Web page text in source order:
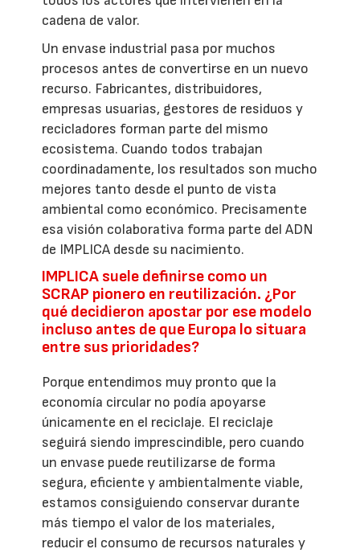
cadena de valor.
Un envase industrial pasa por muchos
procesos antes de convertirse en un nuevo
recurso. Fabricantes, distribuidores,
empresas usuarias, gestores de residuos y
recicladores forman parte del mismo
ecosistema. Cuando todos trabajan
coordinadamente, los resultados son mucho
mejores tanto desde el punto de vista
ambiental como económico. Precisamente
esa visión colaborativa forma parte del ADN
de IMPLICA desde su nacimiento.
IMPLICA suele definirse como un
SCRAP pionero en reutilización. ¿Por
qué decidieron apostar por ese modelo
incluso antes de que Europa lo situara
entre sus prioridades?
Porque entendimos muy pronto que la
economía circular no podía apoyarse
únicamente en el reciclaje. El reciclaje
seguirá siendo imprescindible, pero cuando
un envase puede reutilizarse de forma
segura, eficiente y ambientalmente viable,
estamos consiguiendo conservar durante
más tiempo el valor de los materiales,
reducir el consumo de recursos naturales y